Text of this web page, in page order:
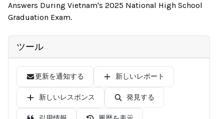
Answers During Vietnam's 2025 National High School
Graduation Exam.
ツール
更新を通知する 新しいレポート
新しいレスポンス 発見する